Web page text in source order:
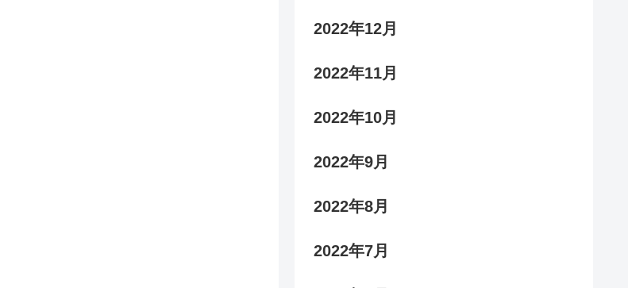
2022年12月
2022年11月
2022年10月
2022年9月
2022年8月
2022年7月